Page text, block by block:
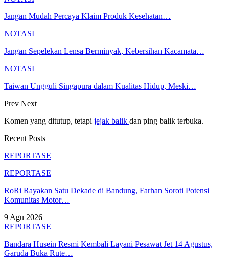
Jangan Mudah Percaya Klaim Produk Kesehatan…
NOTASI
Jangan Sepelekan Lensa Berminyak, Kebersihan Kacamata…
NOTASI
Taiwan Ungguli Singapura dalam Kualitas Hidup, Meski…
Prev Next
Komen yang ditutup, tetapi jejak balik dan ping balik terbuka.
Recent Posts
REPORTASE
REPORTASE
RoRi Rayakan Satu Dekade di Bandung, Farhan Soroti Potensi
Komunitas Motor…
9 Agu 2026
REPORTASE
Bandara Husein Resmi Kembali Layani Pesawat Jet 14 Agustus,
Garuda Buka Rute…